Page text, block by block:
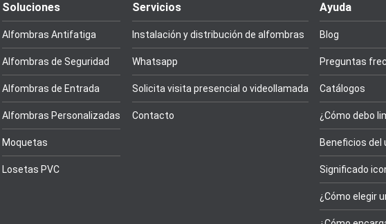
Soluciones
Alfombras Antifatiga
Alfombras de Seguridad
Alfombras de Entrada
Alfombras Personalizadas
Moquetas
Losetas PVC
Servicios
Instalación y distribución de alfombras
Whatsapp
Solicita visita presencial o videollamada
Contacto
Ayuda
Blog
Preguntas
Catálogos
¿Cómo debo
Beneficios del
Significado
¿Cómo elegir